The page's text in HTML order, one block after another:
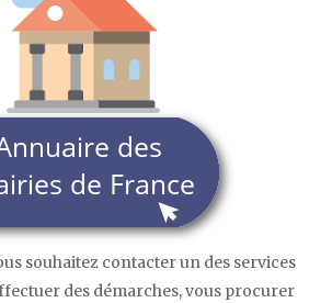
souhaitez contacter un des services
des démarches, vous procurer